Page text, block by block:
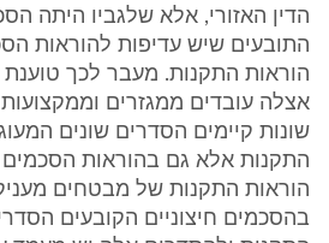
הדין האזורי, אלא שלגביו היתה
התובעים שיש עדיפות להוראות
הוראות התקנות. מעבר לכך
אצלה עובדים ממגזרים וממקצועות
שונות קיימים הסדרים שונים
התקנות אלא גם בהוראות הסכמים
הוראות התקנות של מבטחים
בהסכמים חיצוניים הקובעים